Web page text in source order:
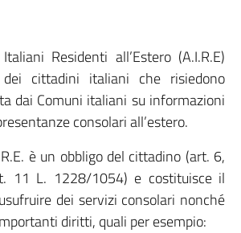
Residenti all’Estero (A.I.R.E)
cittadini italiani che risiedono
dai Comuni italiani su informazioni
consolari all’estero.
è un obbligo del cittadino (art. 6,
11 L. 1228/1054) e costituisce il
dei servizi consolari nonché
diritti, quali per esempio: